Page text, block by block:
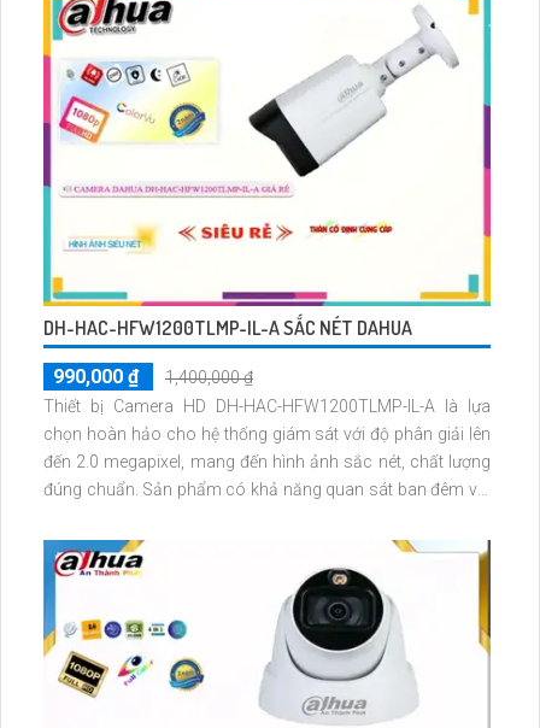
camera này mang lại độ bền cao hơn và hiệu suất tốt hơn
DH-HAC-HFW1200TLMP-IL-A SẮC NÉT DAHUA
990,000 ₫
1,400,000 ₫
Thiết bị Camera HD DH-HAC-HFW1200TLMP-IL-A là lựa
chọn hoàn hảo cho hệ thống giám sát với độ phân giải lên
đến 2.0 megapixel, mang đến hình ảnh sắc nét, chất lượng
đúng chuẩn. Sản phẩm có khả năng quan sát ban đêm với
cần giám sát vào ban đêm